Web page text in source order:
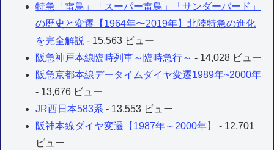
特急「雷鳥」「スーパー雷鳥」「サンダーバード」
の歴史と変遷【1964年〜2019年】北陸特急の進化
を完全解説 - 15,563 ビュー
阪急神戸本線臨時列車～臨時急行～ - 14,028 ビュー
阪急京都本線データイムダイヤ変遷1989年~2000年
- 13,676 ビュー
JR西日本583系 - 13,553 ビュー
阪神本線ダイヤ変遷【1987年～2000年】
- 12,701
ビュー